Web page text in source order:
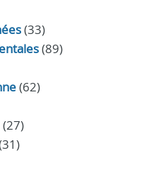
(33)
(89)
(62)
(27)